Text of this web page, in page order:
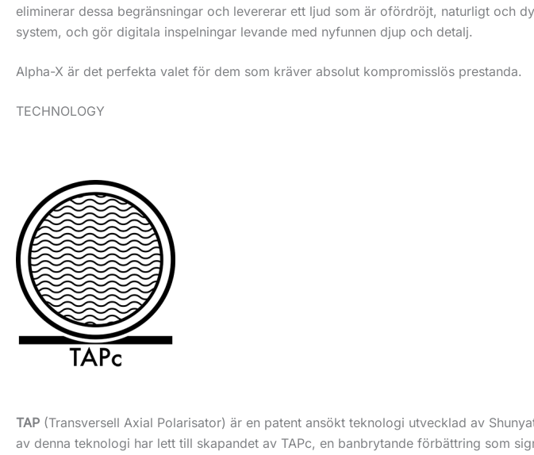
eliminerar dessa begränsningar och levererar ett ljud som är ofördröjt, naturligt och
system, och gör digitala inspelningar levande med nyfunnen djup och detalj.
Alpha-X är det perfekta valet för dem som kräver absolut kompromisslös prestanda.
TECHNOLOGY
TAP (Transversell Axial Polarisator) är en patent ansökt teknologi utvecklad av
av denna teknologi har lett till skapandet av TAPc, en banbrytande förbättring som